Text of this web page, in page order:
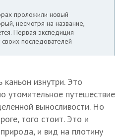
проложили новый
несмотря на название,
Первая экспедиция
последователей
изнутри. Это
утомительное путешествие
выносливости. Но
того стоит. Это и
и вид на плотину